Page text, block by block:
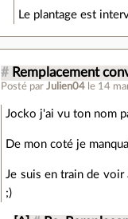
Le plantage est
# Remplacement
Posté parJulien04 le 14
Jocko j'ai vu ton nom
De mon coté je
Je suis en train de
;)